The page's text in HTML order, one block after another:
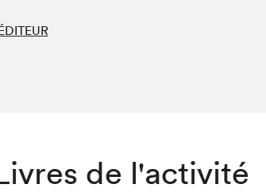
de l'activité